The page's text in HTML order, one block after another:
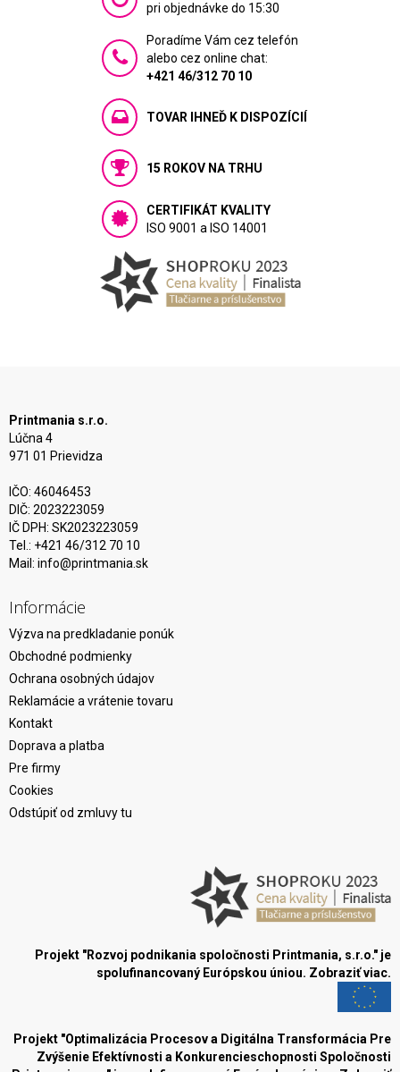
pri objednávke do 15:30
Poradíme Vám cez telefón
alebo cez online chat:
+421 46/312 70 10
TOVAR IHNEĎ K DISPOZÍCIÍ
15 ROKOV NA TRHU
CERTIFIKÁT KVALITY
ISO 9001 a ISO 14001
Printmania s.r.o.
Lúčna 4
971 01 Prievidza
IČO: 46046453
DIČ: 2023223059
IČ DPH: SK2023223059
Tel.: +421 46/312 70 10
Mail: info@printmania.sk
Informácie
Výzva na predkladanie ponúk
Obchodné podmienky
Ochrana osobných údajov
Reklamácie a vrátenie tovaru
Kontakt
Doprava a platba
Pre firmy
Cookies
Odstúpiť od zmluvy tu
Projekt "Rozvoj podnikania spoločnosti Printmania, s.r.o." je
spolufinancovaný Európskou úniou. Zobraziť viac.
Projekt "Optimalizácia Procesov a Digitálna Transformácia Pre
Zvýšenie Efektívnosti a Konkurencieschopnosti Spoločnosti